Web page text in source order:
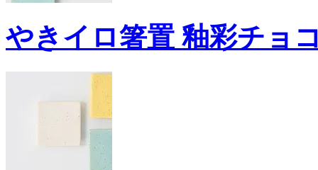
やきイロ箸置 釉彩チョ